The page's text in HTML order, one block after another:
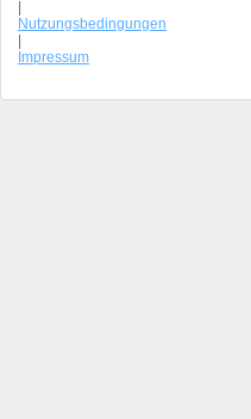
Nutzungsbedingungen
Impressum